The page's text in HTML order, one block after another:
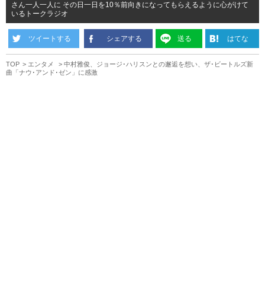
さん一人一人に その日一日を10％前向きになってもらえるように心がけて
いるトークラジオ
ツイートする シェアする 送る はてな
TOP エンタメ
中村雅俊、ジョージ･ハリスンとの邂逅を想い、ザ･ビートルズ新
曲「ナウ･アンド･ゼン」に感激